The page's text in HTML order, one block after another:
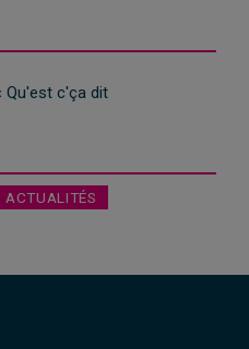
Qu'est c'ça dit
ACTUALITÉS